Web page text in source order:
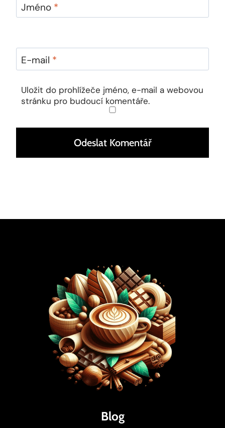
Jméno *
E-mail *
Uložit do prohlížeče jméno, e-mail a webovou
stránku pro budoucí komentáře.
Blog